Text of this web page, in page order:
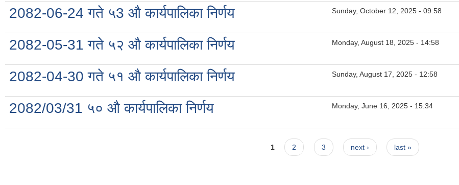
2082-06-24 गते ५3 औ कार्यपालिका निर्णय Sunday, October 12, 2025 - 09:58
2082-05-31 गते ५२ औ कार्यपालिका निर्णय Monday, August 18, 2025 - 14:58
2082-04-30 गते ५१ औ कार्यपालिका निर्णय Sunday, August 17, 2025 - 12:58
2082/03/31 ५० औ कार्यपालिका निर्णय Monday, June 16, 2025 - 15:34
1 2 3 next › last »